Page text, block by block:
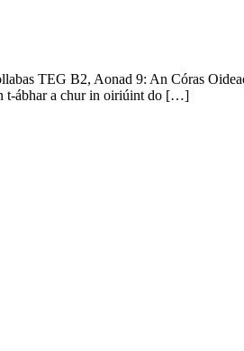
TEG B2, Aonad 9: An Córas
t-ábhar a chur in oiriúint do […]